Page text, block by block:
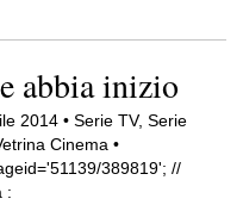
abbia inizio
2014 • Serie TV, Serie
Cinema •
389819'; //
: